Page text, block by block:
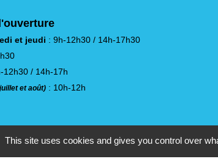
et jeudi : 9h-12h30 / 14h-17h30
12h30 / 14h-17h
et août) : 10h-12h
- Politique de confidentialité -
This site uses cookies and gives you control over